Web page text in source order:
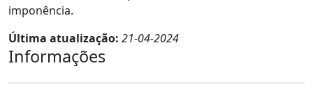
imponência.
Última atualização: 21-04-2024
Informações